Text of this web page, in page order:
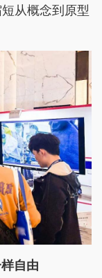
从概念到原型
自由